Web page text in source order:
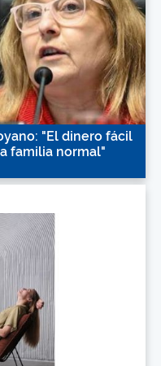
"El dinero fácil
familia normal"